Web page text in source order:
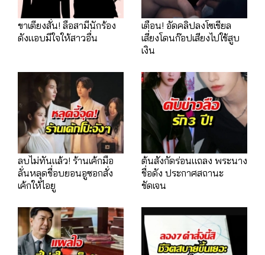
ขาเตียงสั่น! ลือสามีนักร้อง
ดังแอบมีใจให้สาวอื่น
เตือน! อัดคลิปลงโซเชียล
เสี่ยงโดนก๊อปเสียงไปใช้สูบ
เงิน
ลบไม่ทันแล้ว! ร้านเค้กมือ
ลั่นหลุดชื่อบยอนอูซอกสั่ง
เค้กให้ไอยู
ต้นสังกัดร่อนแถลง พระนาง
ชื่อดัง ประกาศสถานะ
ชัดเจน